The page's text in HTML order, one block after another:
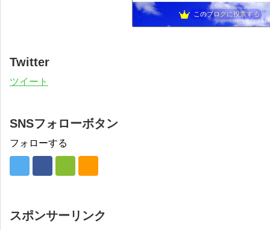
このブログに投票する
Twitter
ツイート
SNSフォローボタン
フォローする
スポンサーリンク